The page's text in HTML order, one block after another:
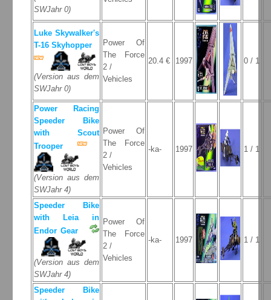
SWJahr 0)
Luke Skywalker's
T-16 Skyhopper
(Version aus dem
SWJahr 0)
Power Of
The Force
2 /
Vehicles
20.4 € 1997 0 / 1
Power Racing
Speeder Bike
with Scout
Trooper
(Version aus dem
SWJahr 4)
Power Of
The Force
2 /
Vehicles
-ka- 1997 1 / 1
Speeder Bike
with Leia in
Endor Gear
(Version aus dem
SWJahr 4)
Power Of
The Force
2 /
Vehicles
-ka- 1997 1 / 1
Speeder Bike